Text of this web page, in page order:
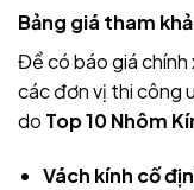
Bảng giá tham
Để có báo giá chính
các đơn vị thi công
do Top 10 Nhôm
Vách kính cố